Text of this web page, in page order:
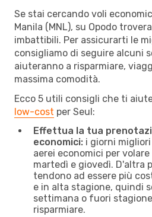
Se stai cercando voli
Manila (MNL), su Opodo
imbattibili. Per assicurarti le
consigliamo di seguire alcuni
aiuteranno a risparmiare,
massima comodità.
Ecco 5 utili consigli che ti
low-cost per Seul:
Effettua la tua
economici: i giorni
aerei economici per
martedì e giovedì. D'altra
tendono ad essere più
e in alta stagione, quindi
settimana o fuori
risparmiare.